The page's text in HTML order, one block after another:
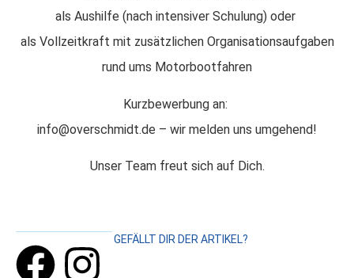
als Aushilfe (nach intensiver Schulung) oder
als Vollzeitkraft mit zusätzlichen Organisationsaufgaben
rund ums Motorbootfahren
Kurzbewerbung an:
info@overschmidt.de – wir melden uns umgehend!
Unser Team freut sich auf Dich.
GEFÄLLT DIR DER ARTIKEL?